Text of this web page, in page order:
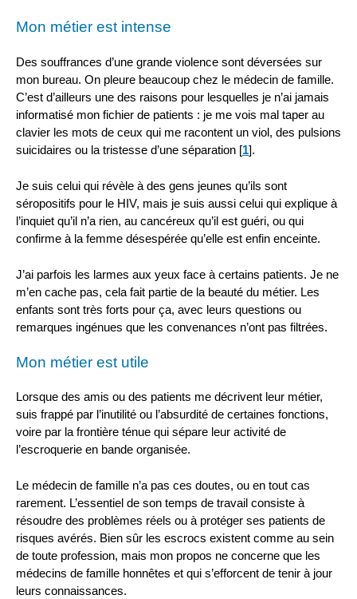
Mon métier est intense
Des souffrances d’une grande violence sont déversées sur
mon bureau. On pleure beaucoup chez le médecin de famille.
C’est d’ailleurs une des raisons pour lesquelles je n’ai jamais
informatisé mon fichier de patients : je me vois mal taper au
clavier les mots de ceux qui me racontent un viol, des pulsions
suicidaires ou la tristesse d’une séparation [1].
Je suis celui qui révèle à des gens jeunes qu’ils sont
séropositifs pour le HIV, mais je suis aussi celui qui explique à
l’inquiet qu’il n’a rien, au cancéreux qu’il est guéri, ou qui
confirme à la femme désespérée qu’elle est enfin enceinte.
J’ai parfois les larmes aux yeux face à certains patients. Je ne
m’en cache pas, cela fait partie de la beauté du métier. Les
enfants sont très forts pour ça, avec leurs questions ou
remarques ingénues que les convenances n’ont pas filtrées.
Mon métier est utile
Lorsque des amis ou des patients me décrivent leur métier,
suis frappé par l’inutilité ou l’absurdité de certaines fonctions,
voire par la frontière ténue qui sépare leur activité de
l’escroquerie en bande organisée.
Le médecin de famille n’a pas ces doutes, ou en tout cas
rarement. L’essentiel de son temps de travail consiste à
résoudre des problèmes réels ou à protéger ses patients de
risques avérés. Bien sûr les escrocs existent comme au sein
de toute profession, mais mon propos ne concerne que les
médecins de famille honnêtes et qui s’efforcent de tenir à jour
leurs connaissances.